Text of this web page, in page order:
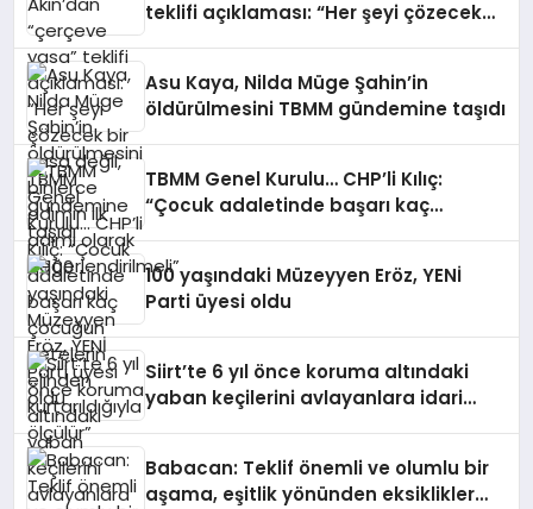
teklifi açıklaması: “Her şeyi çözecek
Asu Kaya, Nilda Müge Şahin’in
öldürülmesini TBMM gündemine taşıdı
TBMM Genel Kurulu… CHP’li Kılıç:
“Çocuk adaletinde başarı kaç
kurtarıldığıyla ölçülür”
100 yaşındaki Müzeyyen Eröz, YENİ
Parti üyesi oldu
Siirt’te 6 yıl önce koruma altındaki
yaban keçilerini avlayanlara idari
Babacan: Teklif önemli ve olumlu bir
aşama, eşitlik yönünden eksiklikler